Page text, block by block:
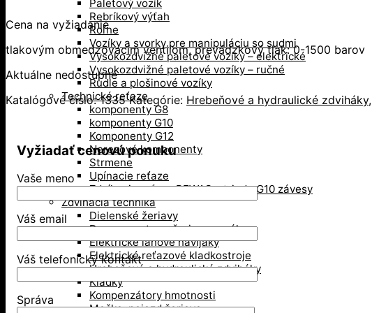
Paletový vozík
Rebríkový výťah
Roľne
Vozíky a svorky pre manipuláciu so sudmi
Vysokozdvižné paletové vozíky – elektrické
Vysokozdvižné paletové vozíky – ručné
Rudle a plošinové vozíky
Technické reťaze
komponenty G8
komponenty G10
Komponenty G12
Nerezové komponenty
Strmene
Upínacie reťaze
Zdvíhacie reťaze PEWAG – trieda G10 závesy
Zdvíhacia technika
Dielenské žeriavy
Dynamometre a žeriavove váhy
Elektrické lanové navijaky
Elektrické reťazové kladkostroje
Hrebeňové a hydraulické zdviháky
Kladky
Kompenzátory hmotnosti
Mačka, pojazd žeriava
Cena na vyžiadanie
tlakovým obmedzovacím ventilom, prevádzkový tlak: 0-1500 barov
Aktuálne nedostupné
Katalógové číslo:1335 Kategórie: Hrebeňové a hydraulické zdviháky,
Vyžiadať cenovú ponuku
Vaše meno
Váš email
Váš telefonický kontakt
Správa